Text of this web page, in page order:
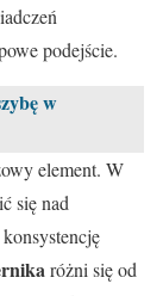
podejście.
w
element. W
się nad
różni się od